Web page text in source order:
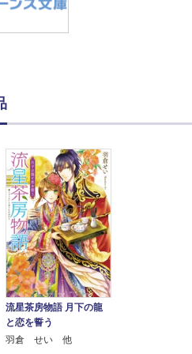
流星茶房物語 月下の龍
と恋を誓う
羽倉 せい 他